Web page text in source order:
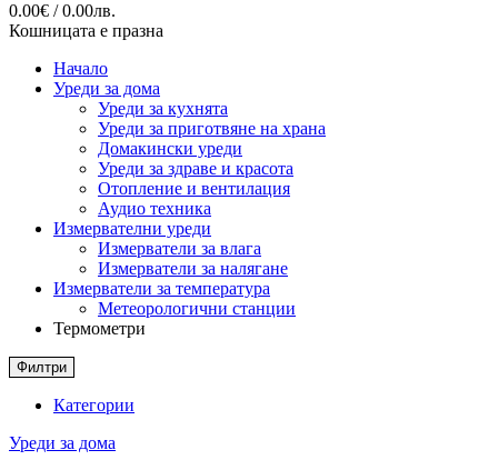
0.00€ / 0.00лв.
Кошницата е празна
Начало
Уреди за дома
Уреди за кухнята
Уреди за приготвяне на храна
Домакински уреди
Уреди за здраве и красота
Отопление и вентилация
Аудио техника
Измервателни уреди
Измерватели за влага
Измерватели за налягане
Измерватели за температура
Метеорологични станции
Термометри
Филтри
Категории
Уреди за дома